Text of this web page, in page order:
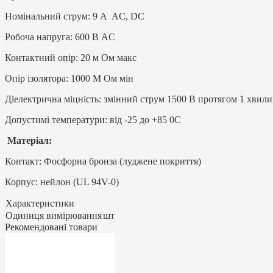
Номінальний струм: 9 A AC, DC
Робоча напруга: 600 В AC
Контактний опір: 20 м Ом макс
Опір ізолятора: 1000 М Ом мін
Діелектрична міцність: змінний струм 1500 В протягом 1
Допустимі температури: від -25 до +85 0C
Mатеріал:
Контакт: Фосфорна бронза (луджене покриття)
Корпус: нейлон (UL 94V-0)
Характеристики
Одиниця вимірюванняшт
Рекомендовані товари